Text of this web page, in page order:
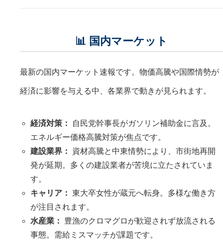
📊 国内マーケット
最新の国内マーケット速報です。物価高騰や国際情勢が
経済に影響を与える中、各業界で動きが見られます。
経済対策：
自民党幹事長がガソリン補助金に言及。
エネルギー価格高騰対策が焦点です。
建設業界：
資材高騰と中東情勢により、市街地再開
発が延期。多くの建設業者が苦境に立たされていま
す。
キャリア： 東大卒女性が蔵元へ転身。多様な働き方
が注目されます。
水産業：
豊漁のクロマグロが歓迎されず放流される
事態。需給ミスマッチが課題です。